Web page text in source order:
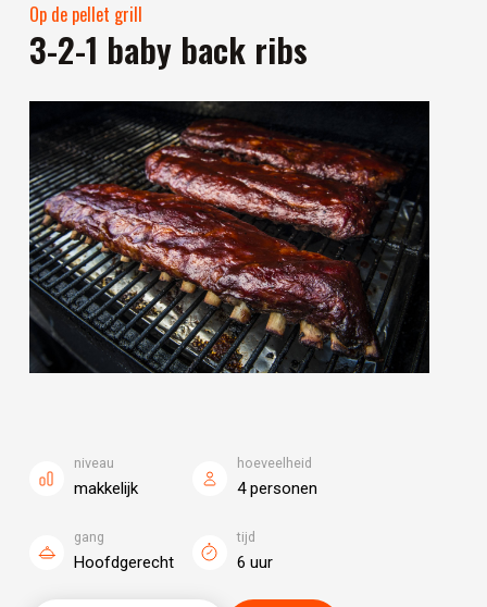
Op de pellet grill
3-2-1 baby back ribs
niveau
makkelijk
hoeveelheid
4 personen
gang
Hoofdgerecht
tijd
6 uur